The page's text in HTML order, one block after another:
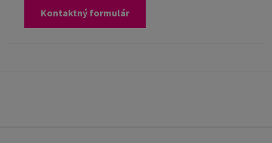
Kontaktný formulár